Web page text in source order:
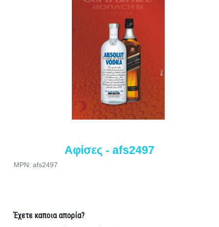
Αφίσες - afs2497
MPN: afs2497
Έχετε καποια απορία?